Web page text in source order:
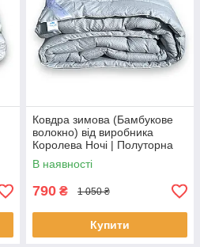
Ковдра зимова (Бамбукове
волокно) від виробника
Королева Ночі | Полуторна
145х210 | Однотонний світло-
сірий
В наявності
790 ₴ 1 050 ₴
Купити